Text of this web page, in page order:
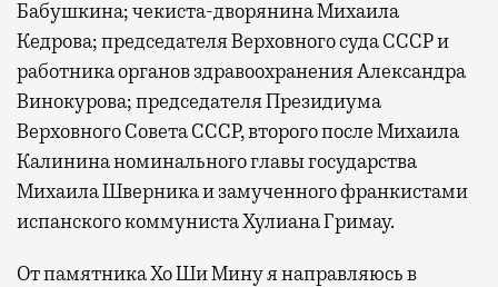
Бабушкина; чекиста-дворянина Михаила
Кедрова; председателя Верховного суда СССР и
работника органов здравоохранения Александра
Винокурова; председателя Президиума
Верховного Совета СССР, второго после Михаила
Калинина номинального главы государства
Михаила Шверника и замученного франкистами
испанского коммуниста Хулиана Гримау.
От памятника Хо Ши Мину я направляюсь в